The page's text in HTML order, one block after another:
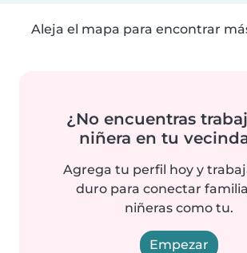
Aleja el mapa para encontrar
¿No encuentras
niñera en tu
Agrega tu perfil hoy y
duro para conectar
niñeras como tu.
Empezar